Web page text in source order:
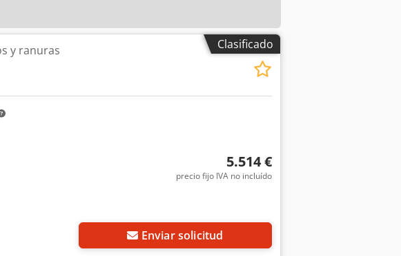
Clasificado
y ranuras
5.514 €
precio fijo IVA no incluído
Enviar solicitud